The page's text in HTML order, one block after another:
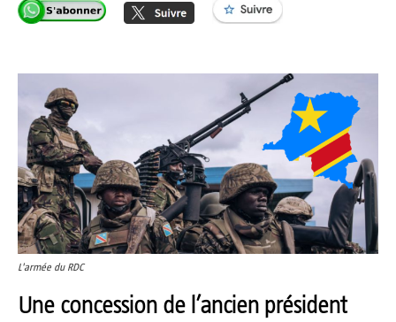
L'armée du RDC
Une concession de l’ancien président